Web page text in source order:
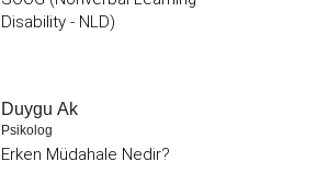
Disability - NLD)
Duygu Ak
Psikolog
Erken Müdahale Nedir?